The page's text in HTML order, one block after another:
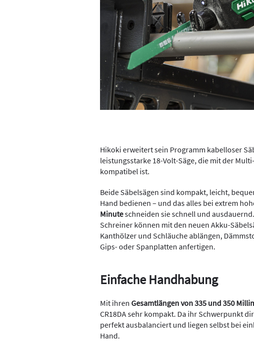
Hikoki erweitert sein Programm kabelloser
leistungsstarke 18-Volt-Säge, die mit der
kompatibel ist.
Beide Säbelsägen sind kompakt, leicht,
Hand bedienen – und das alles bei extrem
Minuteschneiden sie schnell und
Schreiner können mit den neuen Akku-
Kanthölzer und Schläuche ablängen,
Gips- oder Spanplatten anfertigen.
Einfache Handhabung
Mit ihren Gesamtlängen von 335 und 350
CR18DA sehr kompakt. Da ihr Schwerpunkt
perfekt ausbalanciert und liegen selbst bei
Hand.